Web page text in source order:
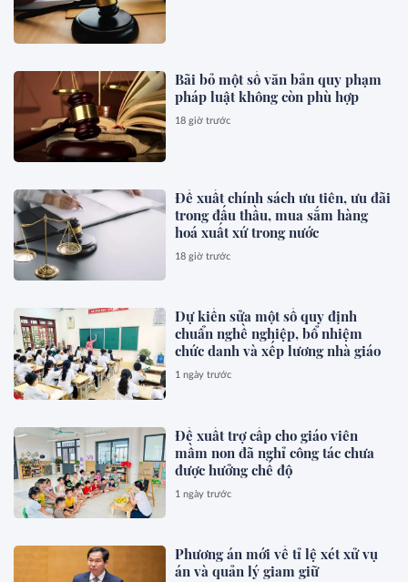
Bãi bỏ một số văn bản quy phạm
pháp luật không còn phù hợp
18 giờ trước
Đề xuất chính sách ưu tiên, ưu đãi
trong đấu thầu, mua sắm hàng
hoá xuất xứ trong nước
18 giờ trước
Dự kiến sửa một số quy định
chuẩn nghề nghiệp, bổ nhiệm
chức danh và xếp lương nhà giáo
1 ngày trước
Đề xuất trợ cấp cho giáo viên
mầm non đã nghỉ công tác chưa
được hưởng chế độ
1 ngày trước
Phương án mới về tỉ lệ xét xử vụ
án và quản lý giam giữ